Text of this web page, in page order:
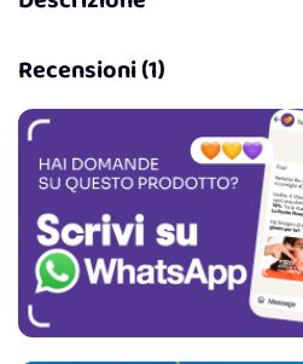
Recensioni (1)